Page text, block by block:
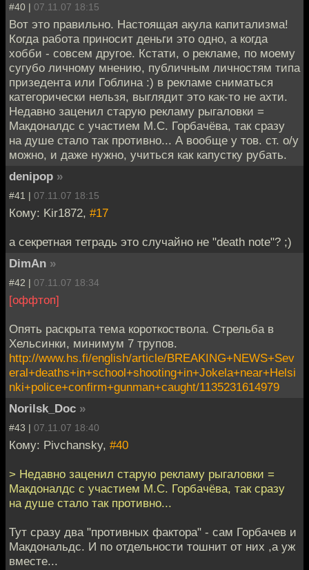
#40 | 07.11.07 18:15
Вот это правильно. Настоящая акула капитализма!
Когда работа приносит деньги это одно, а когда
хобби - совсем другое. Кстати, о рекламе, по моему
сугубо личному мнению, публичным личностям типа
призедента или Гоблина :) в рекламе сниматься
категорически нельзя, выглядит это как-то не ахти.
Недавно заценил старую рекламу рыгаловки =
Макдоналдс с участием М.С. Горбачёва, так сразу
на душе стало так противно... А вообще у тов. ст. о/у
можно, и даже нужно, учиться как капустку рубать.
denipop »
#41 | 07.11.07 18:15
Кому: Kir1872, #17
а секретная тетрадь это случайно не "death note"? ;)
DimAn »
#42 | 07.11.07 18:34
[оффтоп]
Опять раскрыта тема короткоствола. Стрельба в
Хельсинки, минимум 7 трупов.
http://www.hs.fi/english/article/BREAKING+NEWS+Sev
eral+deaths+in+school+shooting+in+Jokela+near+Helsi
nki+police+confirm+gunman+caught/1135231614979
Norilsk_Doc »
#43 | 07.11.07 18:40
Кому: Pivchansky, #40
> Недавно заценил старую рекламу рыгаловки =
Макдоналдс с участием М.С. Горбачёва, так сразу
на душе стало так противно...
Тут сразу два "противных фактора" - сам Горбачев и
Макдональдс. И по отдельности тошнит от них ,а уж
вместе...